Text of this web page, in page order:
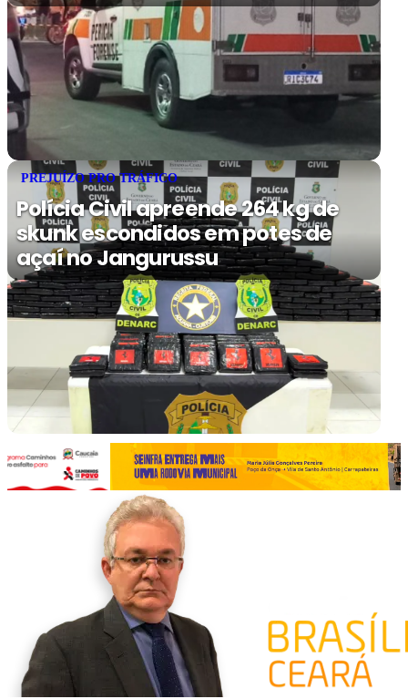
PREJUÍZO PRO TRÁFICO
Polícia Civil apreende 264 kg de
skunk escondidos em potes de
açaí no Jangurussu